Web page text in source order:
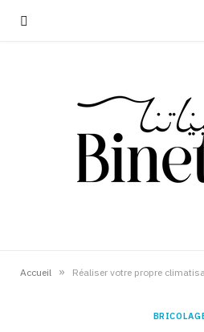
Accueil » Réaliser votre propre